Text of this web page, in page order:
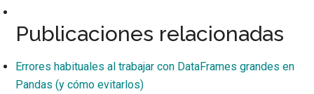
Publicaciones relacionadas
Errores habituales al trabajar con DataFrames grandes en
Pandas (y cómo evitarlos)